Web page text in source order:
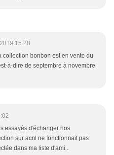
15:28
collection bonbon est en vente du
à-dire de septembre à novembre
essayés d'échanger nos
sur acnl ne fonctionnait pas
dans ma liste d'ami...